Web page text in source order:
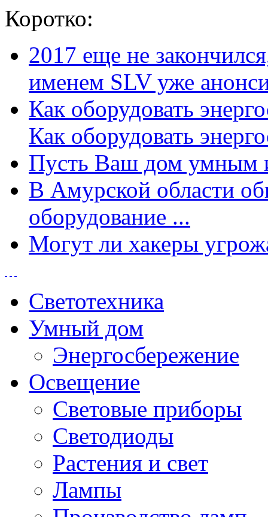
Коротко:
2017 еще не
именем SLV уже
Как оборудовать
Как оборудовать
Пусть Ваш дом умным
В Амурской области
оборудование ...
Могут ли хакеры
Светотехника
Умный дом
Энергосбережение
Освещение
Световые приборы
Светодиоды
Растения и свет
Лампы